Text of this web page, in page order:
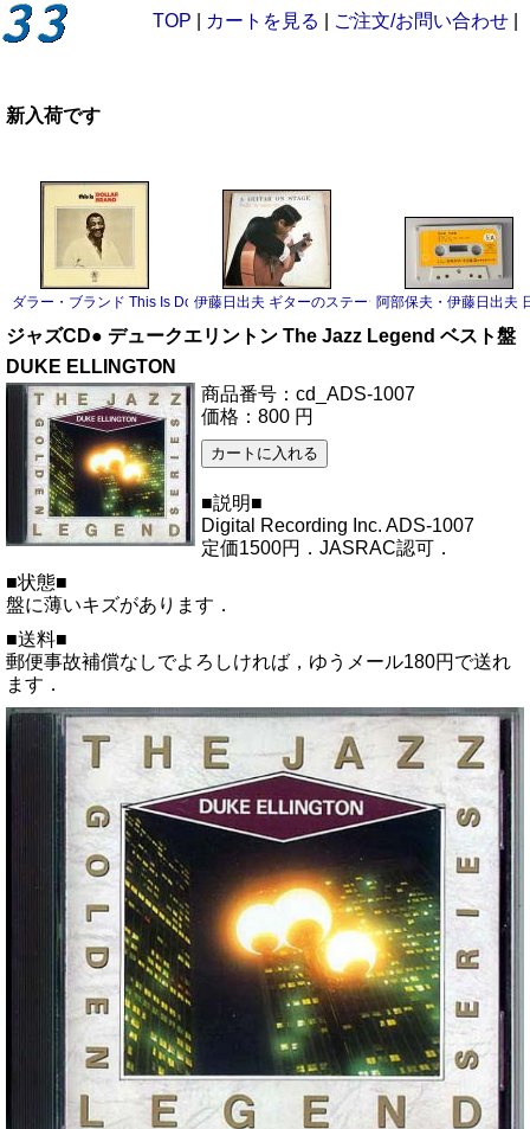
TOP カートを見る ご注文/お問い合わせ
新入荷です
ダラー・ブランド This Is Dollar Brand LP伊藤日出夫 ギターのステージ LP阿部保夫・伊藤日出夫
ジャズCD● デュークエリントン The Jazz Legend ベスト盤
DUKE ELLINGTON
商品番号：cd_ADS-1007
価格：800 円
■説明■
Digital Recording Inc. ADS-1007
定価1500円．JASRAC認可．
■状態■
盤に薄いキズがあります．
■送料■
郵便事故補償なしでよろしければ，ゆうメール180円で送れ
ます．